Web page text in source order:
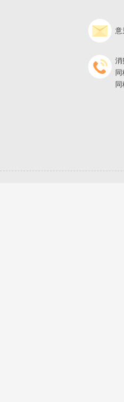
意
消